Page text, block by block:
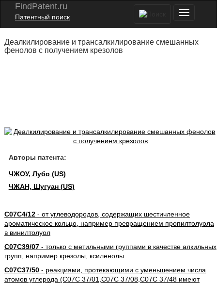
FindPatent.ru
Патентный поиск
Деалкилирование и трансалкилирование смешанных
фенолов с получением крезолов
Авторы патента:
ЧЖОУ, Лубо (US)
ЧЖАН, Шугуан (US)
C07C4/12- от углеводородов, содержащих шестичленное
ароматическое кольцо, например превращением пропилтолуола
в винилтолуол
C07C39/07- только с метильными группами в качестве алкильных
групп, например крезолы, ксиленолы
C07C37/50- реакциями, протекающими с уменьшением числа
атомов углерода (C07C 37/01,C07C 37/08,C07C 37/48 имеют